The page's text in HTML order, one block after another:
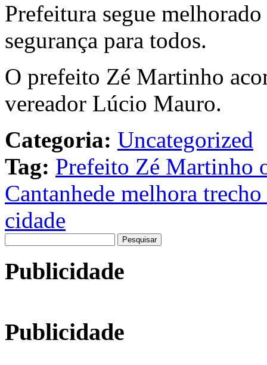
Prefeitura segue
segurança para todos.
O prefeito Zé Martinho
vereador Lúcio Mauro.
Categoria: Uncategorized
Tag: Prefeito Zé Martinho
Cantanhede melhora
cidade
por:
Publicidade
Publicidade